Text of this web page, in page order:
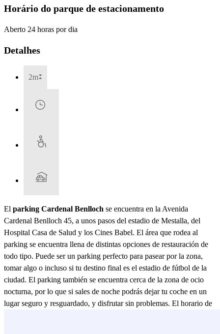
Horário do parque de estacionamento
Aberto 24 horas por dia
Detalhes
2m
El parking Cardenal Benlloch se encuentra en la Avenida
Cardenal Benlloch 45, a unos pasos del estadio de Mestalla, del
Hospital Casa de Salud y los Cines Babel. El área que rodea al
parking se encuentra llena de distintas opciones de restauración de
todo tipo. Puede ser un parking perfecto para pasear por la zona,
tomar algo o incluso si tu destino final es el estadio de fútbol de la
ciudad. El parking también se encuentra cerca de la zona de ocio
nocturna, por lo que si sales de noche podrás dejar tu coche en un
lugar seguro y resguardado, y disfrutar sin problemas. El horario de